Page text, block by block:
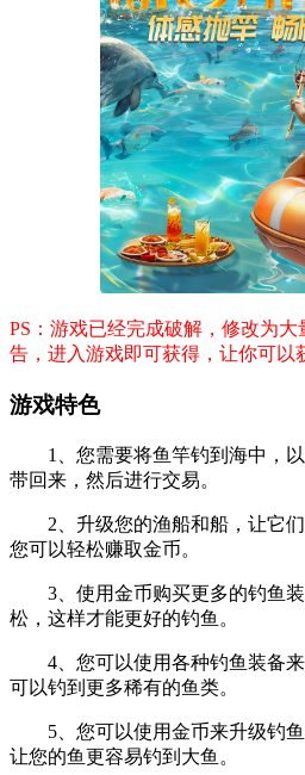
PS：游戏已经完成破解，修改为
告，进入游戏即可获得，让你可以
游戏特色
1、您需要将鱼竿钓到海中，以
带回来，然后进行交易。
2、升级您的渔船和船，让它们
您可以轻松赚取金币。
3、使用金币购买更多的钓鱼装
松，这样才能更好的钓鱼。
4、您可以使用各种钓鱼装备来
可以钓到更多稀有的鱼类。
5、您可以使用金币来升级钓鱼
让您的鱼更容易钓到大鱼。